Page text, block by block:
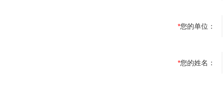
*您的单位：
*您的姓名：